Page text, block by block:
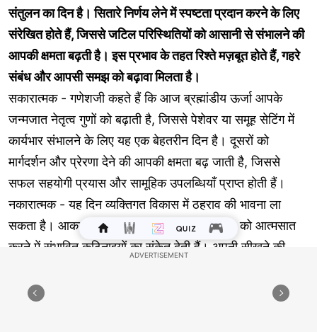
संतुलन का दिन है। सितारे निर्णय लेने में स्पष्टता प्रदान करने के लिए
संरेखित होते हैं, जिससे जटिल परिस्थितियों को आसानी से संभालने की
आपकी क्षमता बढ़ती है। इस प्रभाव के तहत रिश्ते मज़बूत होते हैं, गहरे
संबंध और आपसी समझ को बढ़ावा मिलता है।
सकारात्मक - गणेशजी कहते हैं कि आज ब्रह्मांडीय ऊर्जा आपके
जन्मजात नेतृत्व गुणों को बढ़ाती है, जिससे पेशेवर या समूह सेटिंग में
कार्यभार संभालने के लिए यह एक बेहतरीन दिन है। दूसरों को
मार्गदर्शन और प्रेरणा देने की आपकी क्षमता बढ़ जाती है, जिससे
सफल सहयोगी प्रयास और सामूहिक उपलब्धियाँ प्राप्त होती हैं।
नकारात्मक - यह दिन व्यक्तिगत विकास में ठहराव की भावना ला
सकता है। आकाशीय ऊर्जाएँ नई जानकारी या कौशल को आत्मसात
करने में संभावित कठिनाइयों का संकेत देती हैं। अपनी सीखने की
है। अपने वर्तमान ज्ञान को मजबूत करने के अवसर के रूप में इस धीमी